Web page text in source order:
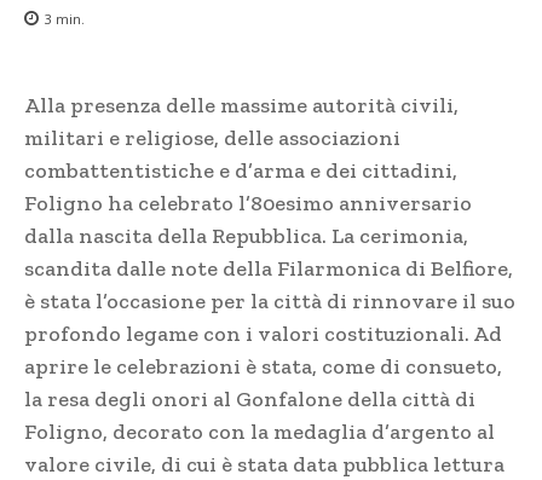
3 min.
Alla presenza delle massime autorità civili,
militari e religiose, delle associazioni
combattentistiche e d’arma e dei cittadini,
Foligno ha celebrato l’80esimo anniversario
dalla nascita della Repubblica. La cerimonia,
scandita dalle note della Filarmonica di Belfiore,
è stata l’occasione per la città di rinnovare il suo
profondo legame con i valori costituzionali. Ad
aprire le celebrazioni è stata, come di consueto,
la resa degli onori al Gonfalone della città di
Foligno, decorato con la medaglia d’argento al
valore civile, di cui è stata data pubblica lettura